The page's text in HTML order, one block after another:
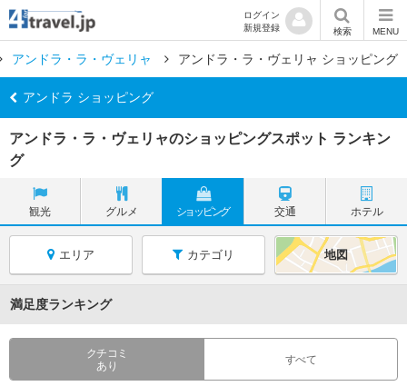
ログイン
新規登録
検索 MENU
アンドラ・ラ・ヴェリャ アンドラ・ラ・ヴェリャ ショッピング
アンドラ ショッピング
アンドラ・ラ・ヴェリャのショッピングスポット ランキン
グ
観光 グルメ ショッピング 交通 ホテル
エリア カテゴリ 地図
満足度ランキング
クチコミ
あり
すべて